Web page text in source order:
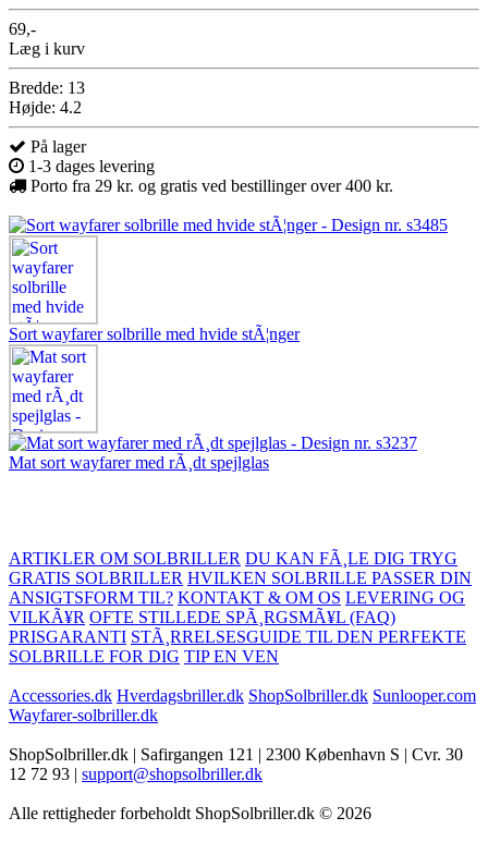
69,-
Læg i kurv
Bredde: 13
Højde: 4.2
På lager
1-3 dages levering
Porto fra 29 kr. og gratis ved bestillinger over 400 kr.
Sort wayfarer solbrille med hvide stÃ¦nger
Mat sort wayfarer med rÃ¸dt spejlglas
ARTIKLER OM SOLBRILLER DU KAN FÃ¸LE DIG TRYG
GRATIS SOLBRILLER HVILKEN SOLBRILLE PASSER DIN
ANSIGTSFORM TIL? KONTAKT & OM OS LEVERING OG
VILKÃ¥R OFTE STILLEDE SPÃ¸RGSMÃ¥L (FAQ)
PRISGARANTI STÃ¸RRELSESGUIDE TIL DEN PERFEKTE
SOLBRILLE FOR DIG TIP EN VEN
Accessories.dk Hverdagsbriller.dk ShopSolbriller.dk Sunlooper.com
Wayfarer-solbriller.dk
ShopSolbriller.dk | Safirgangen 121 | 2300 København S | Cvr. 30
12 72 93 | support@shopsolbriller.dk
Alle rettigheder forbeholdt ShopSolbriller.dk © 2026